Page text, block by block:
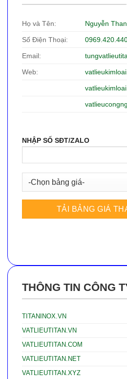
Họ và Tên: Nguyễn
Số Điện Thoại:
Email:
Web:
NHẬP SỐ SĐT/ZALO
THÔNG TIN CÔNG
TITANINOX.VN
VATLIEUTITAN.VN
VATLIEUTITAN.COM
VATLIEUTITAN.NET
VATLIEUTITAN.XYZ